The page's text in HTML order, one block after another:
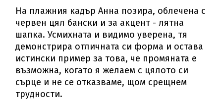
На плажния кадър Анна позира, облечена с
червен цял бански и за акцент - лятна
шапка. Усмихната и видимо уверена, тя
демонстрира отличната си форма и остава
истински пример за това, че промяната е
възможна, когато я желаем с цялото си
сърце и не се отказваме, щом срещнем
трудности.